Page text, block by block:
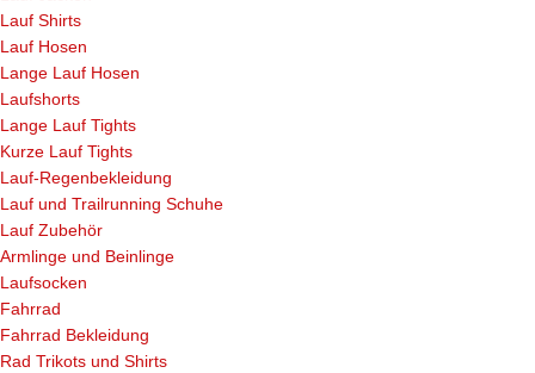
Lauf Shirts
Lauf Hosen
Lange Lauf Hosen
Laufshorts
Lange Lauf Tights
Kurze Lauf Tights
Lauf-Regenbekleidung
Lauf und Trailrunning Schuhe
Lauf Zubehör
Armlinge und Beinlinge
Laufsocken
Fahrrad
Fahrrad Bekleidung
Rad Trikots und Shirts